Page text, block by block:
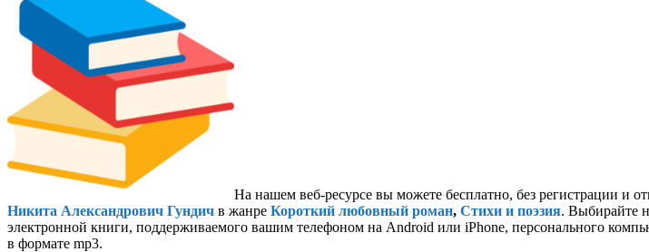
На нашем веб-ресурсе вы можете бесплатно, без регистрации и
Никита Александрович Гундич в жанре Короткий любовный роман, Стихи и поэзия. Выбирайте
электронной книги, поддерживаемого вашим телефоном на Android или iPhone, персонального
в формате mp3.